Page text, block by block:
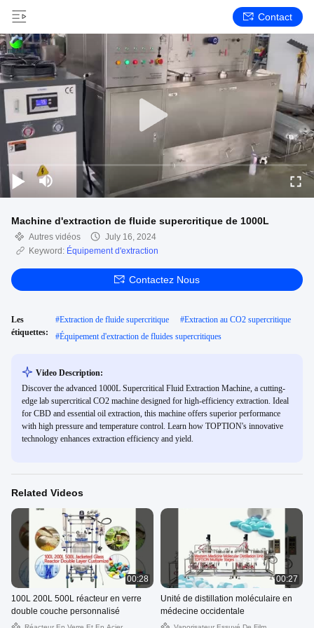
Contact
Machine d'extraction de fluide supercritique de 1000L
Autres vidéos
July 16, 2024
Keyword: Équipement d'extraction
Contactez Nous
Les
étiquettes:
#Extraction de fluide supercritique #Extraction au CO2 supercritique
#Équipement d'extraction de fluides supercritiques
Video Description:
Discover the advanced 1000L Supercritical Fluid Extraction Machine, a cutting-
edge lab supercritical CO2 machine designed for high-efficiency extraction. Ideal
for CBD and essential oil extraction, this machine offers superior performance
with high pressure and temperature control. Learn how TOPTION's innovative
technology enhances extraction efficiency and yield.
Related Videos
00:28
100L 200L 500L réacteur en verre
double couche personnalisé
00:27
Unité de distillation moléculaire en
médecine occidentale